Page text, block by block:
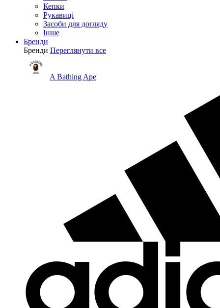
Кепки
Рукавиці
Засоби для догляду
Інше
Бренди
Бренди Переглянути все
A Bathing Ape